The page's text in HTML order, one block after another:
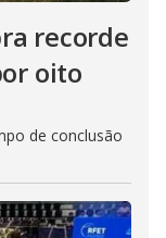
recorde
oito
de conclusão